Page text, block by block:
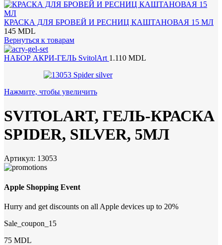
КРАСКА ДЛЯ БРОВЕЙ И РЕСНИЦ КАШТАНОВАЯ 15 МЛ
145 MDL
Вернуться к товарам
НАБОР АКРИ-ГЕЛЬ SvitolArt 1.110 MDL
Нажмите, чтобы увеличить
SVITOLART, ГЕЛЬ-КРАСКА
SPIDER, SILVER, 5МЛ
Артикул: 13053
Apple Shopping Event
Hurry and get discounts on all Apple devices up to 20%
Sale_coupon_15
75 MDL